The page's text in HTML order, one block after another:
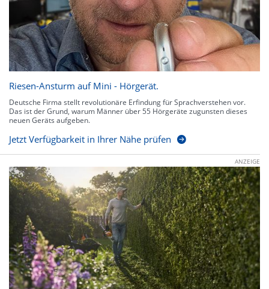
Riesen-Ansturm auf Mini - Hörgerät.
Deutsche Firma stellt revolutionäre Erfindung für Sprachverstehen vor.
Das ist der Grund, warum Männer über 55 Hörgeräte zugunsten dieses
neuen Geräts aufgeben.
Jetzt Verfügbarkeit in Ihrer Nähe prüfen
ANZEIGE